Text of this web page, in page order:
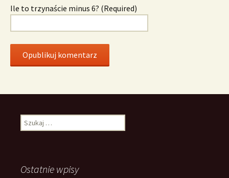
Ile to trzynaście minus 6? (Required)
Szukaj:
Ostatnie wpisy